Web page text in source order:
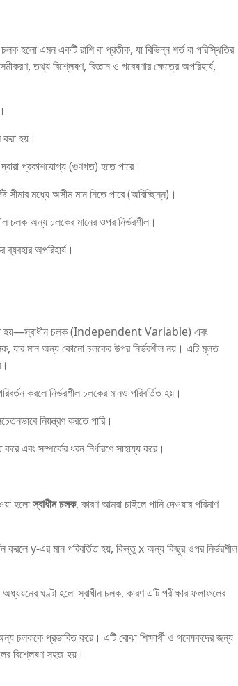
হলো এমন একটি রাশি বা প্রতীক, যা বিভিন্ন শর্ত বা পরিস্থিতির
তথ্য বিশ্লেষণ, বিজ্ঞান ও গবেষণার ক্ষেত্রে অপরিহার্য,
হয়।
দ্বারা প্রকাশযোগ্য (গুণগত) হতে পারে।
সীমার মধ্যে অসীম মান নিতে পারে (অবিচ্ছিন্ন)।
চলক অন্য চলকের মানের ওপর নির্ভরশীল।
অপরিহার্য।
করা হয়—স্বাধীন চলক (Independent Variable) এবং
যার মান অন্য কোনো চলকের উপর নির্ভরশীল নয়। এটি মূলত
করলে নির্ভরশীল চলকের মানও পরিবর্তিত হয়।
নিয়ন্ত্রণ করতে পারি।
এবং সম্পর্কের ধরন নির্ধারণে সাহায্য করে।
হলোস্বাধীন চলক, কারণ আমরা চাইলে পানি দেওয়ার পরিমাণ
y-এর মান পরিবর্তিত হয়, কিন্তু x অন্য কিছুর ওপর নির্ভরশীল
ঘণ্টা হলো স্বাধীন চলক, কারণ এটি পরীক্ষার ফলাফলের
চলককে প্রভাবিত করে। এটি বোঝা শিক্ষার্থী ও গবেষকদের জন্য
বিশ্লেষণ সহজ হয়।